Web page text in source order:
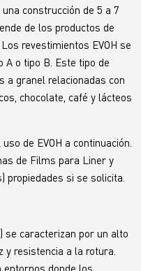
construcción de 5 a 7
de los productos de
revestimientos EVOH se
A o tipo B. Este tipo de
a granel relacionadas con
chocolate, café y lácteos
de EVOH a continuación.
de Films para Liner y
propiedades si se solicita.
se caracterizan por un alto
y resistencia a la rotura.